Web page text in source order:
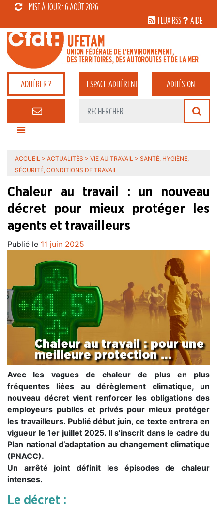
MISE À JOUR : 6 AOÛT 2026
FLUX RSS
AIDE
ADHÉRER ? ESPACEADHÉRENT ADHÉSION
ACCUEIL > ACTUALITÉS > VIE AU TRAVAIL > SANTÉ, HYGIÈNE,
SÉCURITÉ, CONDITIONS DE TRAVAIL
Chaleur au travail : un nouveau
décret pour mieux protéger les
agents et travailleurs
Publié le 11 juin 2025
Avec les vagues de chaleur de plus en plus
fréquentes liées au dérèglement climatique, un
nouveau décret vient renforcer les obligations des
employeurs publics et privés pour mieux protéger
les travailleurs. Publié début juin, ce texte entrera en
vigueur le 1er juillet 2025. Il s’inscrit dans le cadre du
Plan national d’adaptation au changement climatique
(PNACC).
Un arrêté joint définit les épisodes de chaleur
intenses.
Le décret :